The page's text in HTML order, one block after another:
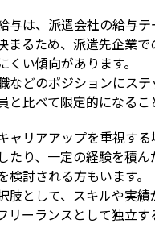
与は、派遣会社の給与
まるため、派遣先企業
くい傾向があります。
などのポジションにス
と比べて限定的になるこ
ャリアアップを重視す
たり、一定の経験を積ん
検討される方もいます。
肢として、スキルや実
リーランスとして独立す